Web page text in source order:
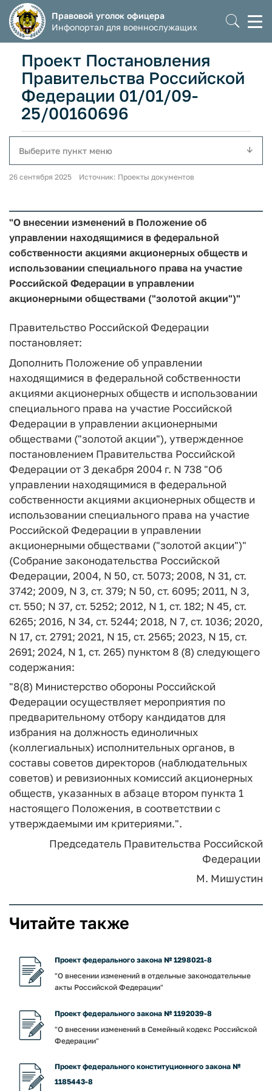
Правовой уголок офицера
Инфопортал для военнослужащих
Проект Постановления
Правительства Российской
Федерации 01/01/09-
25/00160696
Выберите пункт меню
26 сентября 2025 Источник: Проекты документов
"О внесении изменений в Положение об
управлении находящимися в федеральной
собственности акциями акционерных обществ и
использовании специального права на участие
Российской Федерации в управлении
акционерными обществами ("золотой акции")"
Правительство Российской Федерации
постановляет:
Дополнить Положение об управлении
находящимися в федеральной собственности
акциями акционерных обществ и использовании
специального права на участие Российской
Федерации в управлении акционерными
обществами ("золотой акции"), утвержденное
постановлением Правительства Российской
Федерации от 3 декабря 2004 г. N 738 "Об
управлении находящимися в федеральной
собственности акциями акционерных обществ и
использовании специального права на участие
Российской Федерации в управлении
акционерными обществами ("золотой акции")"
(Собрание законодательства Российской
Федерации, 2004, N 50, ст. 5073; 2008, N 31, ст.
3742; 2009, N 3, ст. 379; N 50, ст. 6095; 2011, N 3,
ст. 550; N 37, ст. 5252; 2012, N 1, ст. 182; N 45, ст.
6265; 2016, N 34, ст. 5244; 2018, N 7, ст. 1036; 2020,
N 17, ст. 2791; 2021, N 15, ст. 2565; 2023, N 15, ст.
2691; 2024, N 1, ст. 265) пунктом 8 (8) следующего
содержания:
"8(8) Министерство обороны Российской
Федерации осуществляет мероприятия по
предварительному отбору кандидатов для
избрания на должность единоличных
(коллегиальных) исполнительных органов, в
составы советов директоров (наблюдательных
советов) и ревизионных комиссий акционерных
обществ, указанных в абзаце втором пункта 1
настоящего Положения, в соответствии с
утверждаемыми им критериями.".
Председатель Правительства Российской
Федерации
М. Мишустин
Читайте также
Проект федерального закона № 1298021-8
"О внесении изменений в отдельные законодательные
акты Российской Федерации"
Проект федерального закона № 1192039-8
"О внесении изменений в Семейный кодекс Российской
Федерации"
Проект федерального конституционного закона №
1185443-8